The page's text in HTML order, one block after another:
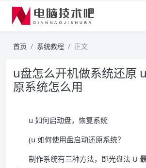
首页 系统教程 正文
u盘怎么开机做系统还原
原系统怎么用
u 如何启动盘，恢复系统
(u 如何使用盘启动还原系统？
制作系统有三种方法，即光盘法 U